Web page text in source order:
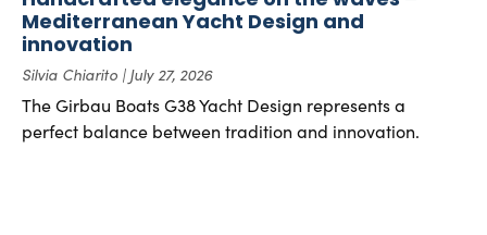
Mediterranean Yacht Design and
innovation
Silvia Chiarito July 27, 2026
The Girbau Boats G38 Yacht Design represents a
perfect balance between tradition and innovation.